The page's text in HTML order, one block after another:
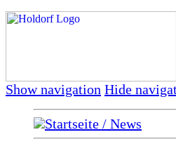
Show navigation Hide
Startseite / News